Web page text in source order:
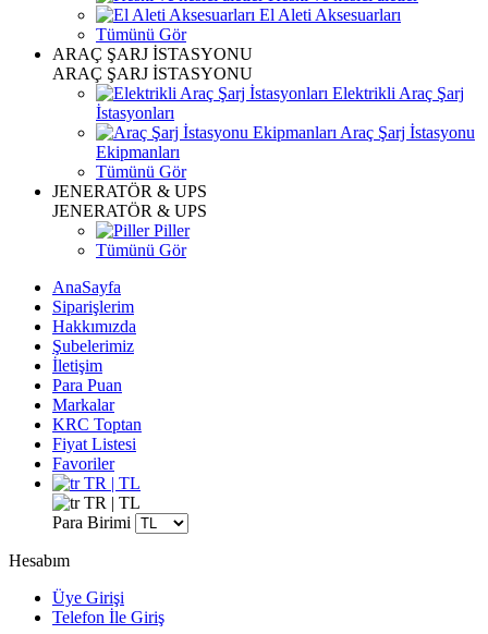
El Aleti Aksesuarları
Tümünü Gör
ARAÇ ŞARJ İSTASYONU
ARAÇ ŞARJ İSTASYONU
Elektrikli Araç Şarj
İstasyonları
Araç Şarj İstasyonu
Ekipmanları
Tümünü Gör
JENERATÖR & UPS
JENERATÖR & UPS
Piller
Tümünü Gör
AnaSayfa
Siparişlerim
Hakkımızda
Şubelerimiz
İletişim
Para Puan
Markalar
KRC Toptan
Fiyat Listesi
Favoriler
TR | TL
TR | TL
Para Birimi
Hesabım
Üye Girişi
Telefon İle Giriş